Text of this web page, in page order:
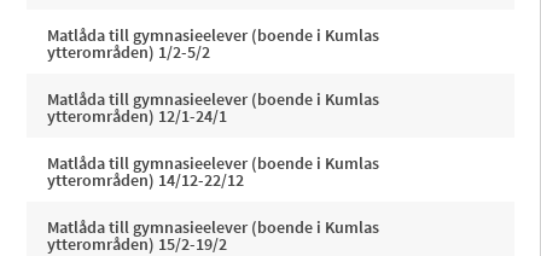
Matlåda till gymnasieelever (boende i Kumlas
ytterområden) 1/2-5/2
Matlåda till gymnasieelever (boende i Kumlas
ytterområden) 12/1-24/1
Matlåda till gymnasieelever (boende i Kumlas
ytterområden) 14/12-22/12
Matlåda till gymnasieelever (boende i Kumlas
ytterområden) 15/2-19/2